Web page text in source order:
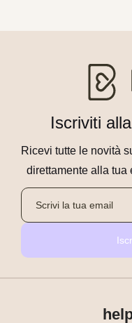
Iscriviti
Ricevi tutte le novità
direttamente alla tua